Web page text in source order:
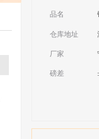
品名
仓库地址
厂家
磅差